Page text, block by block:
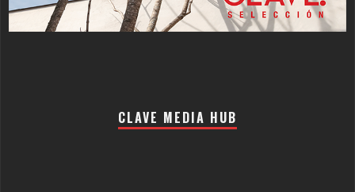
CLAVE MEDIA HUB